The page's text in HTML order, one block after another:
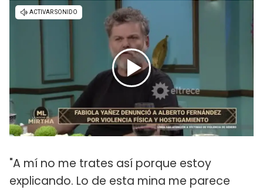
"A mí no me trates así porque estoy
explicando. Lo de esta mina me parece